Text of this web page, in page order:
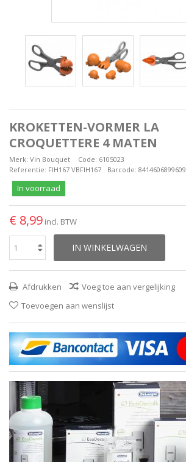
KROKETTEN-VORMER LA
CROQUETTERE 4 MATEN
Merk: Vin Bouquet Code: 6105023
Referentie: FIH167 VBFIH167 Barcode: 8414606899609
In voorraad
€ 8,99 incl. BTW
IN WINKELWAGEN
Afdrukken
Voeg toe aan vergelijking
Toevoegen aan wenslijst